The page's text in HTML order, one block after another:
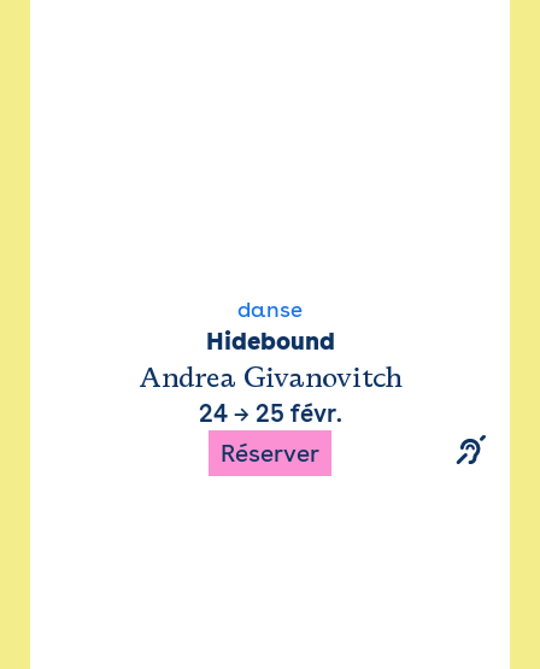
danse
Hidebound
Andrea Givanovitch
24→ 25 févr.
Réserver